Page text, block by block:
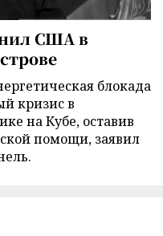
США в
блокада
кризис в
на Кубе, оставив
помощи, заявил